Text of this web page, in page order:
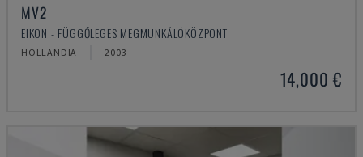
MV2
EIKON - FÜGGŐLEGES MEGMUNKÁLÓKÖZPONT
HOLLANDIA 2003
14,000 €